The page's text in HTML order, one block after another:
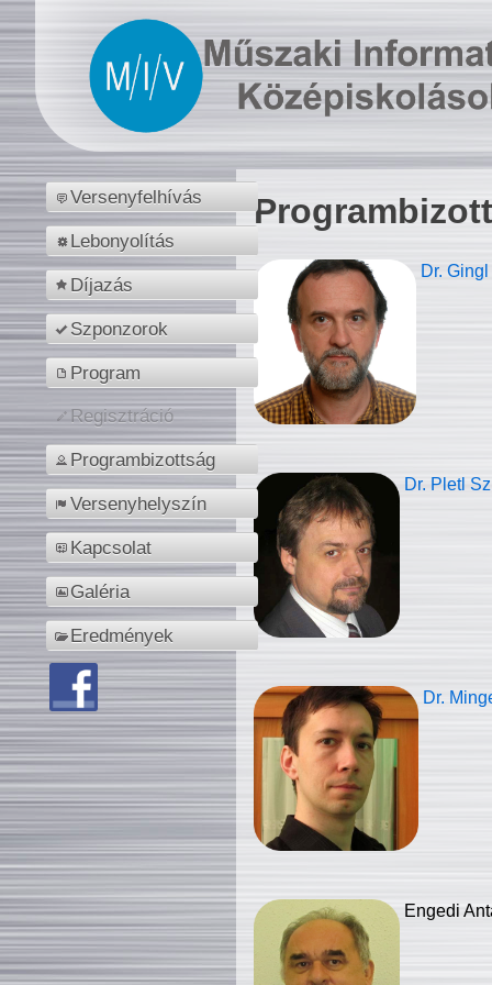
Versenyfelhívás
Lebonyolítás
Díjazás
Szponzorok
Program
Regisztráció
Programbizottság
Versenyhelyszín
Kapcsolat
Galéria
Eredmények
Dr.
Dr. Pletl
Dr.
Engedi